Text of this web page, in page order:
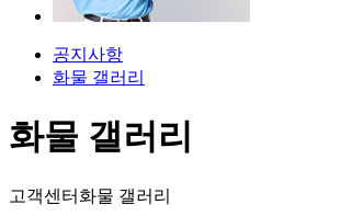
공지사항
화물 갤러리
화물 갤러리
고객센터 화물 갤러리